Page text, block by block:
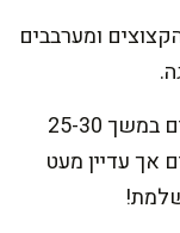
ומערבבים
מעבירים את התערובת לתבנית ואופים במשך 25-30
אך עדיין מעט